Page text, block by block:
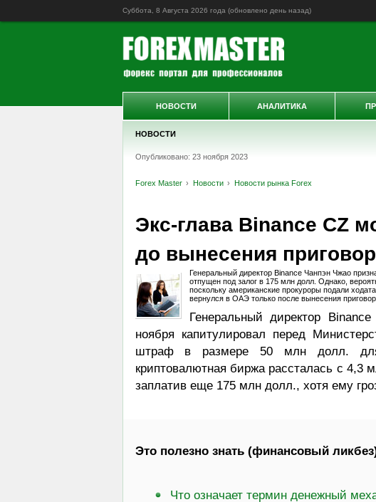
Суббота, 8 Августа 2026 года (обновлено день назад)
НОВОСТИ
Опубликовано: 23 ноября 2023
Forex Master Новости Новости рынка Forex
Экс-глава Binance CZ
до вынесения
Генеральный директор Binance Чанпэн Чжао
отпущен под залог в 175 млн долл. Однако,
поскольку американские прокуроры подали
вернулся в ОАЭ только после вынесения
Генеральный директор
ноября капитулировал перед
штраф в размере 50 млн долл.
криптовалютная биржа рассталась с 4,3
заплатив еще 175 млн долл., хотя ему
Это полезно знать (финансовый
Что означает термин денежный
НОВОСТИ АНАЛИТИКА